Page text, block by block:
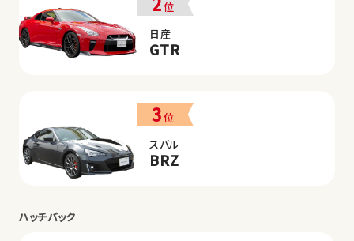
位
日産
GTR
3位
スバル
BRZ
ハッチバック